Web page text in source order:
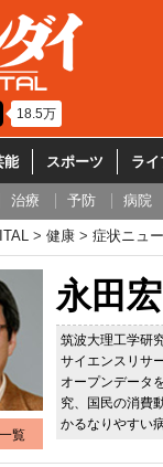
18.5万
能 スポーツ ライ
治療 予防 病院
健康 症状ニュ
覧
永田宏
筑波大理工学研
サイエンスリサ
オープンデータ
究、国民の消費
かるなりやすい